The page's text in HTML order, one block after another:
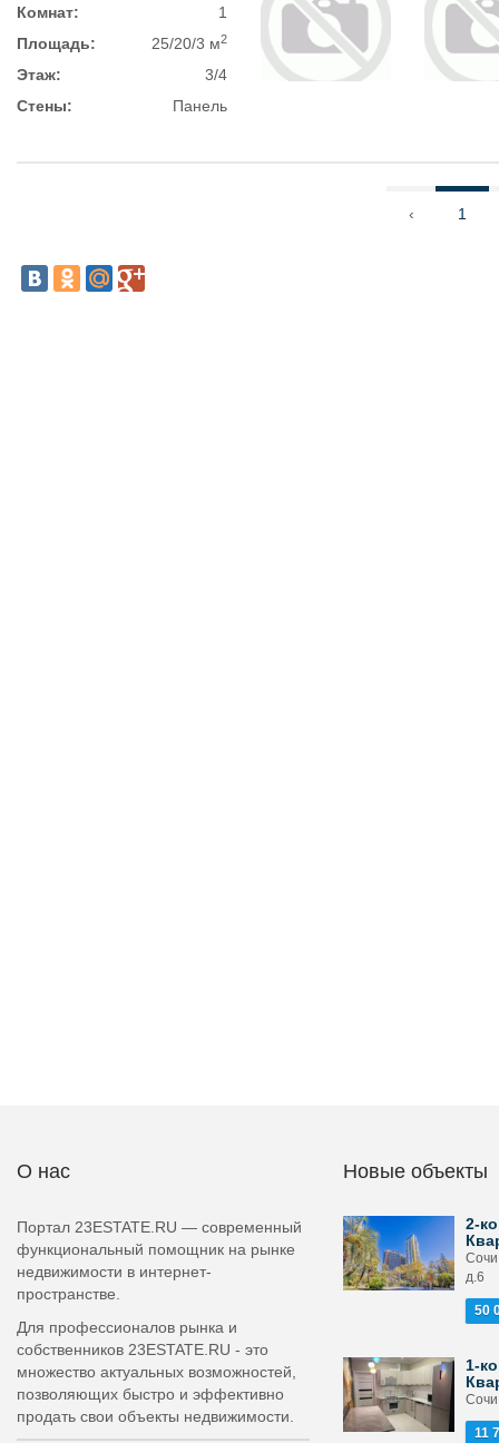
Комнат:
1
Площадь:
25/20/3 м2
Этаж:
3/4
Стены:
Панель
‹ 1
О нас
Портал 23ESTATE.RU — современный
функциональный помощник на рынке
недвижимости в интернет-
пространстве.
Для профессионалов рынка и
собственников 23ESTATE.RU - это
множество актуальных возможностей,
позволяющих быстро и эффективно
продать свои объекты недвижимости.
Новые объекты
2-
д.6
50
1-
11